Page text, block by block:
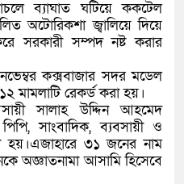
ব্যাঘাত ঘটিয়ে ককটেল
অটোরিকশা জ্বালিয়ে দিয়ে
সরকারী সম্পদ নষ্ট করার
কক্সবাজার সদর মডেল
মামলাটি রেকর্ড করা হয়।
সালাহ উদ্দিন আহমেদ
সাংবাদিক, ব্যবসায়ী ও
হয়।এজাহারে ৩১ জনের নাম
অজ্ঞাতনামা আসামি হিসেবে